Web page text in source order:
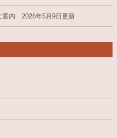
案内 2026年5月9日更新